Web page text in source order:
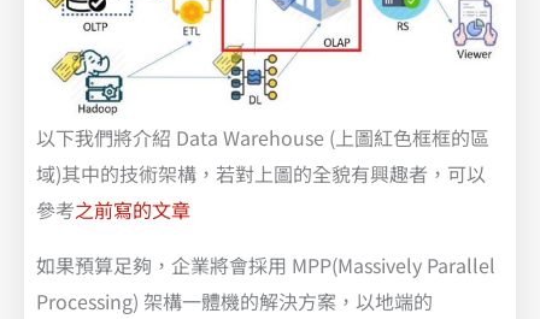
以下我們將介紹 Data Warehouse (上圖紅色框框的區
域)其中的技術架構，若對上圖的全貌有興趣者，可以
參考之前寫的文章
如果預算足夠，企業將會採用 MPP(Massively Parallel
Processing) 架構一體機的解決方案，以地端的